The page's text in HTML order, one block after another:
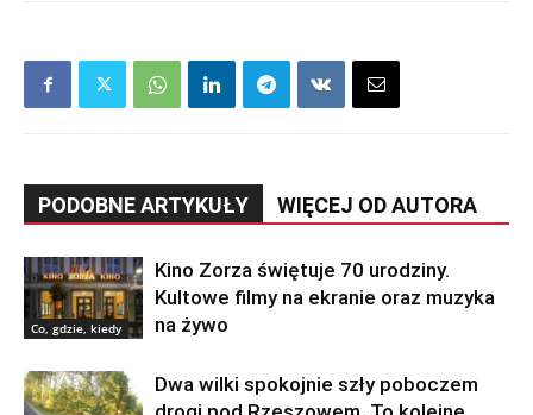
PODOBNE ARTYKUŁY WIĘCEJ OD AUTORA
Co, gdzie, kiedy
Kino Zorza świętuje 70 urodziny.
Kultowe filmy na ekranie oraz muzyka
na żywo
Dwa wilki spokojnie szły poboczem